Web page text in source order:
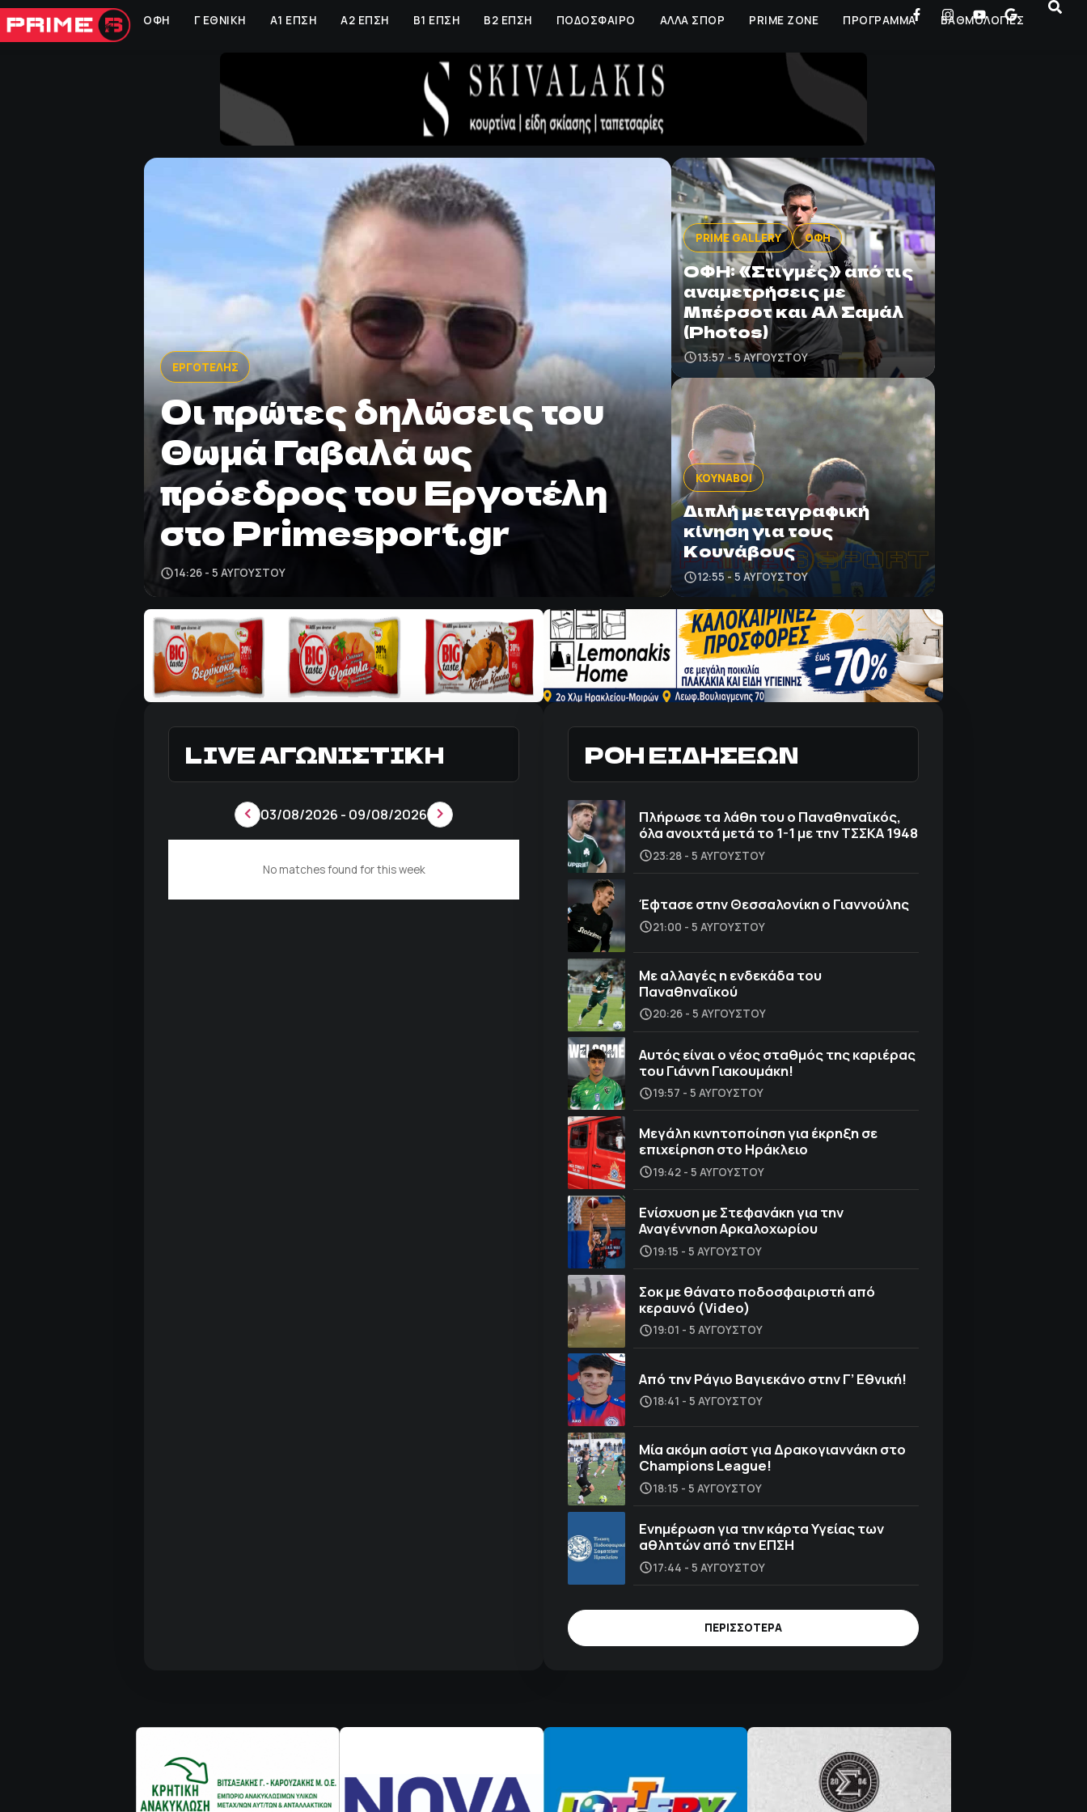
ΟΦΗ Γ ΕΘΝΙΚΗ Α1 ΕΠΣΗ Α2 ΕΠΣΗ Β1 ΕΠΣΗ Β2 ΕΠΣΗ ΠΟΔΟΣΦΑΙΡΟ ΑΛΛΑ ΣΠΟΡ PRIME ZONE ΠΡΟΓΡΑΜΜΑ ΒΑΘΜΟΛΟΓΙΕΣ
ΕΡΓΟΤΕΛΗΣ
Οι πρώτες δηλώσεις του
Θωμά Γαβαλά ως
πρόεδρος του Εργοτέλη
στο Primesport.gr
14:26 - 5 ΑΥΓΟΎΣΤΟΥ
PRIME GALLERY ΟΦΗ
ΟΦΗ: «Στιγμές» από τις
αναμετρήσεις με
Μπέρσοτ και Αλ Σαμάλ
(Photos)
13:57 - 5 ΑΥΓΟΎΣΤΟΥ
ΚΟΥΝΑΒΟΙ
Διπλή μεταγραφική
κίνηση για τους
Κουνάβους
12:55 - 5 ΑΥΓΟΎΣΤΟΥ
LIVE ΑΓΩΝΙΣΤΙΚΗ
03/08/2026 - 09/08/2026
No matches found for this week
ΡΟΗ ΕΙΔΗΣΕΩΝ
Πλήρωσε τα λάθη του ο Παναθηναϊκός,
όλα ανοιχτά μετά το 1-1 με την ΤΣΣΚΑ 1948
23:28 - 5 ΑΥΓΟΎΣΤΟΥ
Έφτασε στην Θεσσαλονίκη ο Γιαννούλης
21:00 - 5 ΑΥΓΟΎΣΤΟΥ
Με αλλαγές η ενδεκάδα του
Παναθηναϊκού
20:26 - 5 ΑΥΓΟΎΣΤΟΥ
Αυτός είναι ο νέος σταθμός της καριέρας
του Γιάννη Γιακουμάκη!
19:57 - 5 ΑΥΓΟΎΣΤΟΥ
Μεγάλη κινητοποίηση για έκρηξη σε
επιχείρηση στο Ηράκλειο
19:42 - 5 ΑΥΓΟΎΣΤΟΥ
Ενίσχυση με Στεφανάκη για την
Αναγέννηση Αρκαλοχωρίου
19:15 - 5 ΑΥΓΟΎΣΤΟΥ
Σοκ με θάνατο ποδοσφαιριστή από
κεραυνό (Video)
19:01 - 5 ΑΥΓΟΎΣΤΟΥ
Από την Ράγιο Βαγιεκάνο στην Γ’ Εθνική!
18:41 - 5 ΑΥΓΟΎΣΤΟΥ
Μία ακόμη ασίστ για Δρακογιαννάκη στο
Champions League!
18:15 - 5 ΑΥΓΟΎΣΤΟΥ
Ενημέρωση για την κάρτα Υγείας των
αθλητών από την ΕΠΣΗ
17:44 - 5 ΑΥΓΟΎΣΤΟΥ
ΠΕΡΙΣΣΟΤΕΡΑ